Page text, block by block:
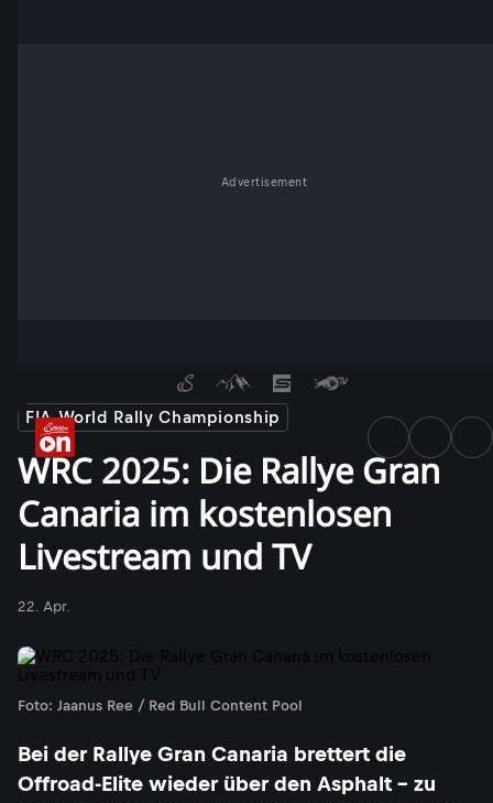
Advertisement
FIA World Rally Championship
WRC 2025: Die Rallye Gran
Canaria im kostenlosen
Livestream und TV
22. Apr.
Foto: Jaanus Ree / Red Bull Content Pool
Bei der Rallye Gran Canaria brettert die
Offroad-Elite wieder über den Asphalt - zu